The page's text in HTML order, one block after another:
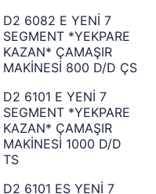
D2 6082 E YENİ 7
SEGMENT *YEKPARE
KAZAN* ÇAMAŞIR
MAKİNESİ 800 D/D ÇS
D2 6101 E YENİ 7
SEGMENT *YEKPARE
KAZAN* ÇAMAŞIR
MAKİNESİ 1000 D/D
TS
D2 6101 ES YENİ 7